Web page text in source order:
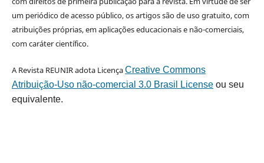
um periódico de acesso público, os artigos são de uso gratuito, com
atribuições próprias, em aplicações educacionais e não-comerciais,
com caráter científico.
A Revista REUNIR adota LicençaCreative Commons
Atribuição-Uso não-comercial 3.0 Brasil Licenseou seu
equivalente.